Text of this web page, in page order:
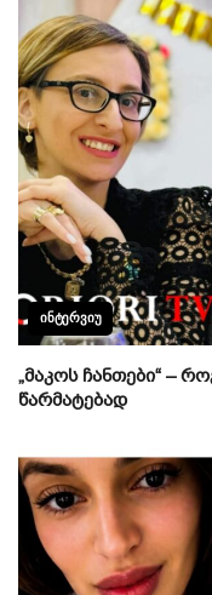
ᲘᲜᲢᲔᲠᲕᲘᲣ
„მაკოს ჩანთები“ –
წარმატებად